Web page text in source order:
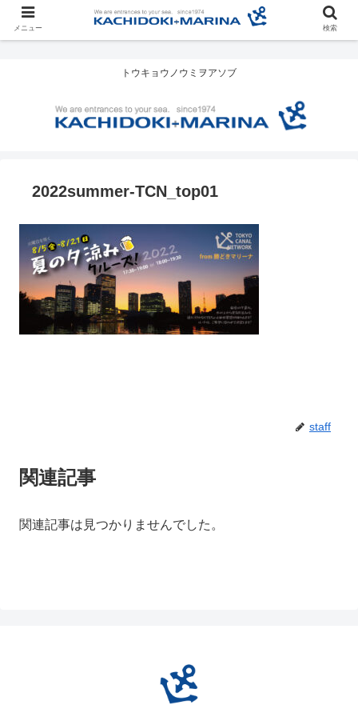
トウキョウノウミヲアソブ
2022summer-TCN_top01
staff
関連記事
関連記事は見つかりませんでした。
メニュー 検索